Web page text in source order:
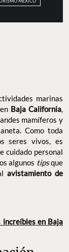
marinas
Baja California,
mamíferos y
Como toda
seres vivos, es
cuidado personal
algunos tipsque
avistamiento de
increíbles en Baja